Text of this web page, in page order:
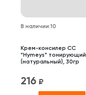
В наличии:10
Крем-консилер СС
"Hymeys" тонирующий
(натуральный), 30гр
216 ₽